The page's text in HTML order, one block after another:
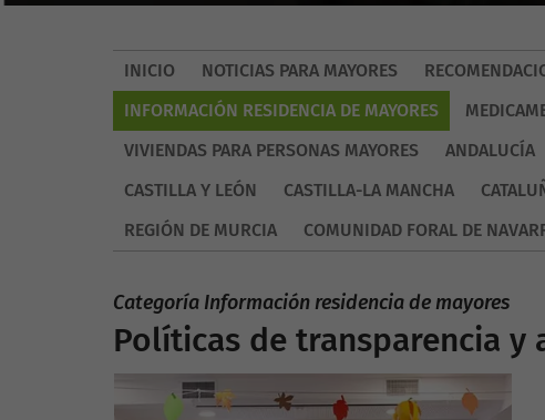
INICIO NOTICIAS PARA MAYORES
INFORMACIÓN RESIDENCIA DE MAYORES
VIVIENDAS PARA PERSONAS MAYORES
ANDALUCÍA
CASTILLA Y LEÓN
CASTILLA-LA MANCHA
REGIÓN DE MURCIA
COMUNIDAD FORAL DE
Categoría Información residencia de mayores
Políticas de transparencia